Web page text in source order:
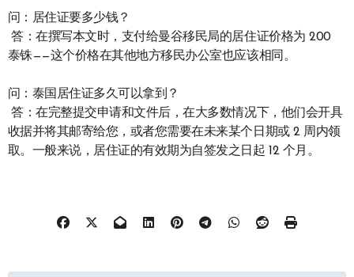
问：居住证要多少钱？
答：在撰写本文时，支付给曼谷移民局的居住证价格为 200
泰铢——这个价格在其他地方移民办公室也应该相同。
问：泰国居住证多久可以拿到？
答：在完整提交申请和文件后，在大多数情况下，他们会开具
收据并将其邮寄给您，或者您需要在未来某个日期或 2 周内领
取。一般来说，居住证的有效期为自签发之日起 12 个月。